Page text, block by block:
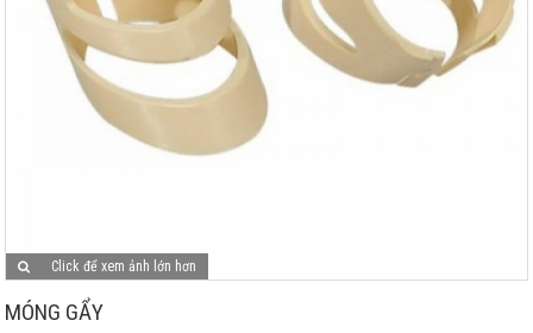
Click để xem ảnh lớn hơn
MÓNG GẨY